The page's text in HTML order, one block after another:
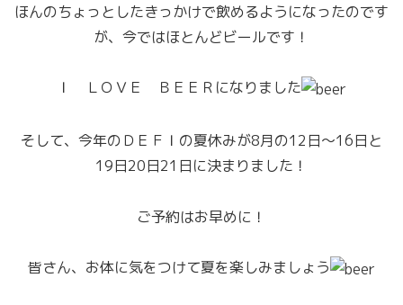
ほんのちょっとしたきっかけで飲めるようになったのです
が、今ではほとんどビールです！
Ｉ ＬＯＶＥ ＢＥＥＲになりました
そして、今年のＤＥＦＩの夏休みが8月の12日～16日と
19日20日21日に決まりました！
ご予約はお早めに！
皆さん、お体に気をつけて夏を楽しみましょう